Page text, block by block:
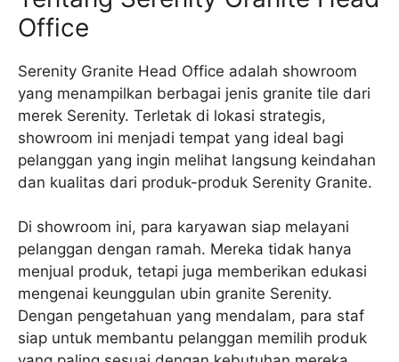
Office
Serenity Granite Head Office adalah showroom
yang menampilkan berbagai jenis granite tile dari
merek Serenity. Terletak di lokasi strategis,
showroom ini menjadi tempat yang ideal bagi
pelanggan yang ingin melihat langsung keindahan
dan kualitas dari produk-produk Serenity Granite.
Di showroom ini, para karyawan siap melayani
pelanggan dengan ramah. Mereka tidak hanya
menjual produk, tetapi juga memberikan edukasi
mengenai keunggulan ubin granite Serenity.
Dengan pengetahuan yang mendalam, para staf
siap untuk membantu pelanggan memilih produk